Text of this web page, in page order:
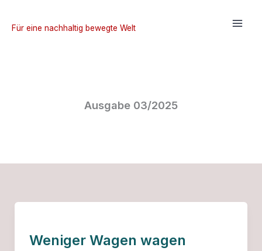
InhaltFür eine nachhaltig bewegte Welt
Ausgabe 03/2025
Weniger Wagen wagen